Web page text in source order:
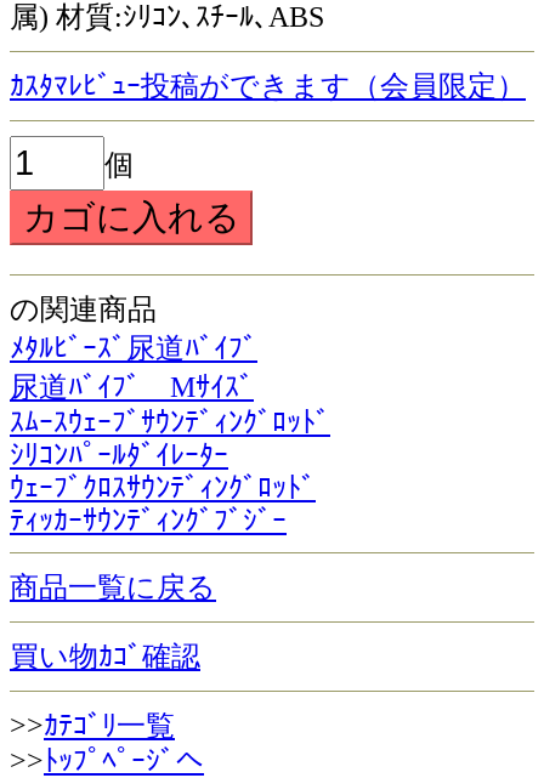
属) 材質:ｼﾘｺﾝ､ｽﾁｰﾙ､ABS
ｶｽﾀﾏﾚﾋﾞｭｰ投稿ができます（会員限定）
個
の関連商品
ﾒﾀﾙﾋﾞｰｽﾞ尿道ﾊﾞｲﾌﾞ
尿道ﾊﾞｲﾌﾞ Mｻｲｽﾞ
ｽﾑｰｽｳｪｰﾌﾞｻｳﾝﾃﾞｨﾝｸﾞﾛｯﾄﾞ
ｼﾘｺﾝﾊﾟｰﾙﾀﾞｲﾚｰﾀｰ
ｳｪｰﾌﾞｸﾛｽｻｳﾝﾃﾞｨﾝｸﾞﾛｯﾄﾞ
ﾃｨｯｶｰｻｳﾝﾃﾞｨﾝｸﾞﾌﾞｼﾞｰ
商品一覧に戻る
買い物ｶｺﾞ確認
>>ｶﾃｺﾞﾘ一覧
>> ﾄｯﾌﾟﾍﾟｰｼﾞへ